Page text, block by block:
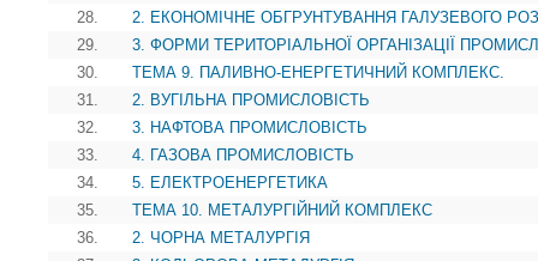
28.
2. ЕКОНОМІЧНЕ ОБГРУНТУВАННЯ ГАЛУЗЕВОГО
29.
3. ФОРМИ ТЕРИТОРІАЛЬНОЇ ОРГАНІЗАЦІЇ
30.
ТЕМА 9. ПАЛИВНО-ЕНЕРГЕТИЧНИЙ КОМПЛЕКС.
31.
2. ВУГІЛЬНА ПРОМИСЛОВІСТЬ
32.
3. НАФТОВА ПРОМИСЛОВІСТЬ
33.
4. ГАЗОВА ПРОМИСЛОВІСТЬ
34.
5. ЕЛЕКТРОЕНЕРГЕТИКА
35.
ТЕМА 10. МЕТАЛУРГІЙНИЙ КОМПЛЕКС
36.
2. ЧОРНА МЕТАЛУРГІЯ